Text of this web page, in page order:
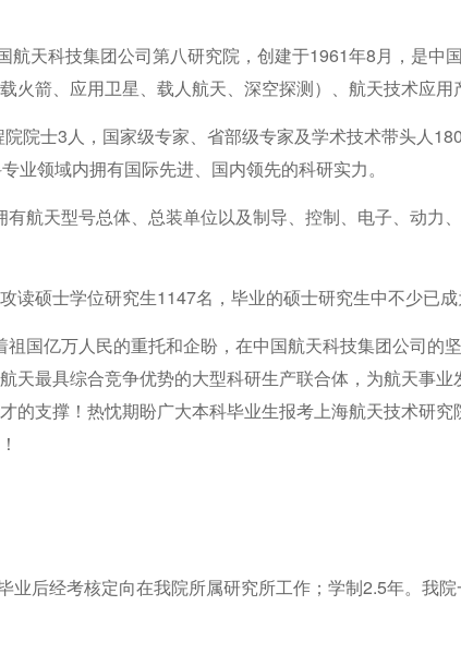
天科技集团公司第八研究院，创建于1961年8月，是中
火箭、应用卫星、载人航天、深空探测）、航天技术应用
院士3人，国家级专家、省部级专家及学术技术带头人
业领域内拥有国际先进、国内领先的科研实力。
航天型号总体、总装单位以及制导、控制、电子、动力
硕士学位研究生1147名，毕业的硕士研究生中不少已成
国亿万人民的重托和企盼，在中国航天科技集团公司的
天最具综合竞争优势的大型科研生产联合体，为航天事
的支撑！热忱期盼广大本科毕业生报考上海航天技术研
后经考核定向在我院所属研究所工作；学制2.5年。我院